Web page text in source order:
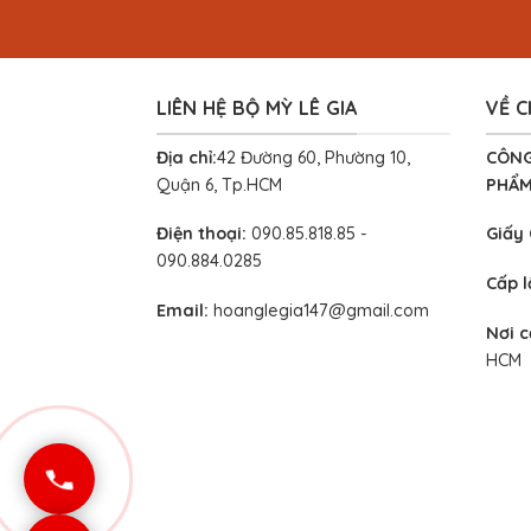
LIÊN HỆ BỘ MỲ LÊ GIA
Địa chỉ:42 Đường 60, Phường 10,
Quận 6, Tp.HCM
Điện thoại: 090.85.818.85 -
090.884.0285
Email: hoanglegia147@gmail.com
VỀ
Giấy
Cấp
Nơi
HCM